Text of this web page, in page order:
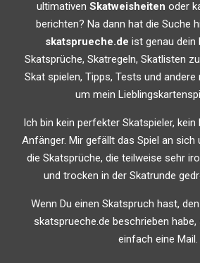
ultimativen Skatweisheiten oder
berichten? Na dann hat die Suche
skatsprueche.de ist genau dein
Skatsprüche, Skatregeln, Skatlisten
Skat spielen, Tipps, Tests und
um mein
Ich bin kein perfekter Skatspieler, kein
Anfänger. Mir gefällt das Spiel an sich
die Skatsprüche, die teilweise sehr
und trocken in der Skatrunde
Wenn Du einen Skatspruch hast,
skatsprueche.de beschrieben
einfach eine Mail.